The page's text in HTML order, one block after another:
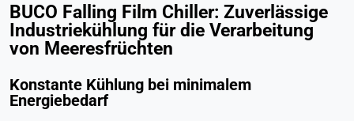
BUCO Falling Film Chiller: Zuverlässige
Industriekühlung für die Verarbeitung
von Meeresfrüchten
Konstante Kühlung bei minimalem
Energiebedarf
Zweck:
Eingebetteter Videoinhalt
Sitzung - 2 Jahre